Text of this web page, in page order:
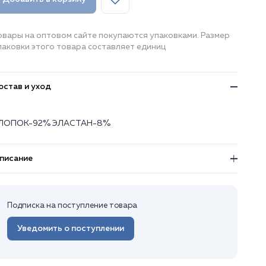
на оптовом сайте покупаются упаковками. Размер
этого товара составляет единиц
и уход
92% ЭЛАСТАН-8%
Подписка на поступление товара
Уведомить о поступлении